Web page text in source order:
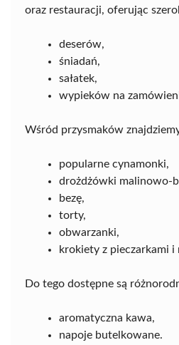
oraz restauracji, oferując
deserów,
śniadań,
sałatek,
wypieków na
Wśród przysmaków
popularne cynamonki,
drożdżówki malinowo-
bezę,
torty,
obwarzanki,
krokiety z pieczarkami i
Do tego dostępne są
aromatyczna kawa,
napoje butelkowane.